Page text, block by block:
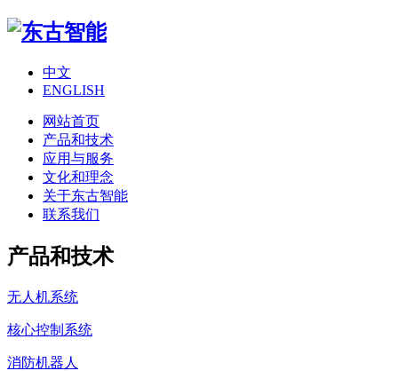
中文
ENGLISH
网站首页
产品和技术
应用与服务
文化和理念
关于东古智能
联系我们
产品和技术
无人机系统
核心控制系统
消防机器人